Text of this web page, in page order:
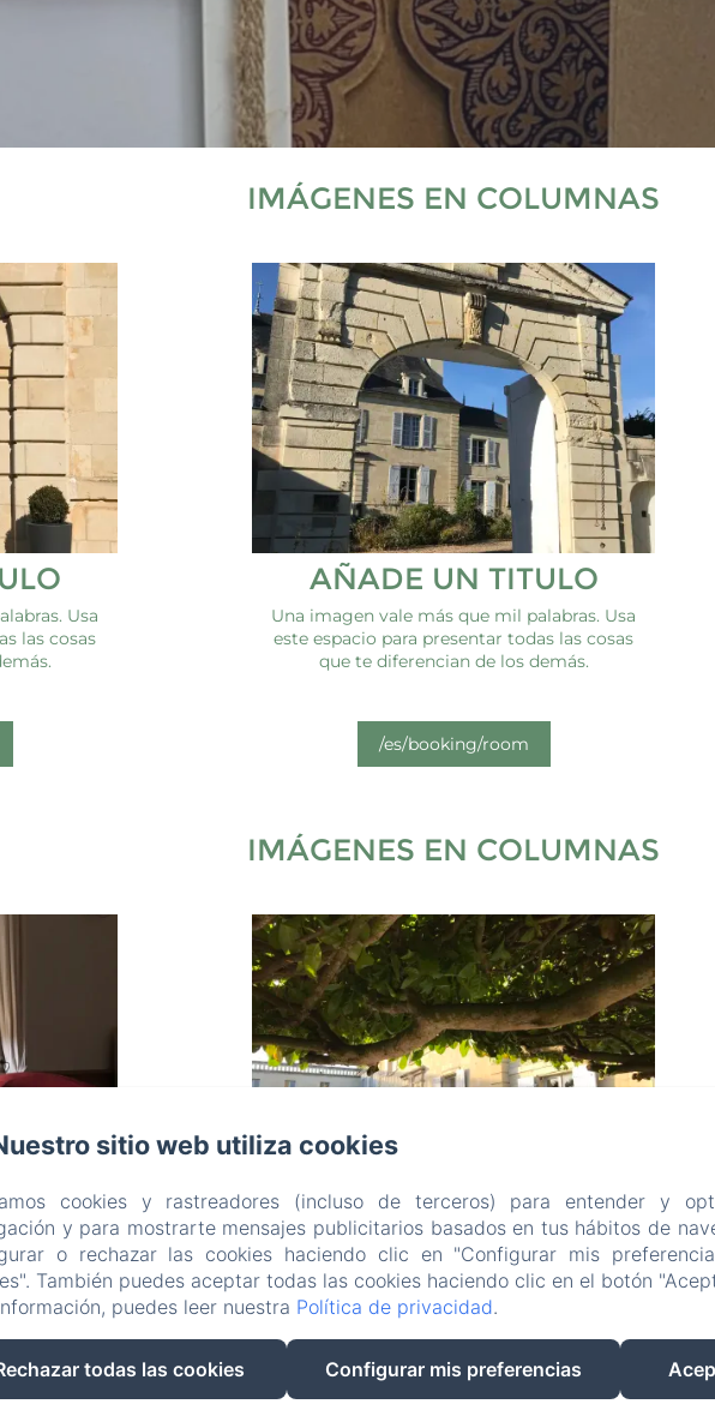
IMÁGENES EN COLUMNAS
Usa
las cosas
AÑADE UN TITULO
Una imagen vale más que mil palabras. Usa
este espacio para presentar todas las cosas
que te diferencian de los demás.
/es/booking/room
IMÁGENES EN COLUMNAS
Usa
las cosas
AÑADE UN TITULO
Una imagen vale más que mil palabras. Usa
este espacio para presentar todas las cosas
que te diferencian de los demás.
/es/booking/room
sitio web utiliza cookies
cookies y rastreadores (incluso de terceros) para entender y
y para mostrarte mensajes publicitarios basados en tus hábitos de
o rechazar las cookies haciendo clic en "Configurar mis
También puedes aceptar todas las cookies haciendo clic en el botón
puedes leer nuestra Política de privacidad.
todas las cookies Configurar mis preferencias